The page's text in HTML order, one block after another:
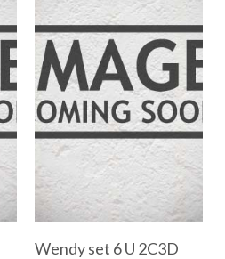
Wendy set 6 U 2C3D